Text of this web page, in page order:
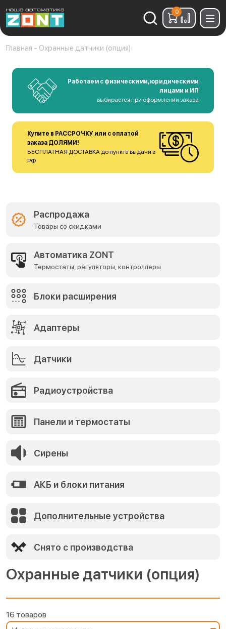
Найти:
0
Главная - Охранные датчики (опция)
Работаем с физическими, юридическими
лицами и ИП
выбирается при оформлении заказа
Купите в РАССРОЧКУ или с оплатой
заказа ДОЛЯМИ!
БЕСПЛАТНАЯ ДОСТАВКА до пункта выдачи в
РФ
Распродажа
Товары со скидками
Автоматика ZONT
Термостаты, регуляторы, контроллеры
Блоки расширения
Адаптеры
Датчики
Радиоустройства
Панели и термостаты
Сирены
АКБ и блоки питания
Дополнительные устройства
Снято с производства
Охранные датчики (опция)
16 товаров